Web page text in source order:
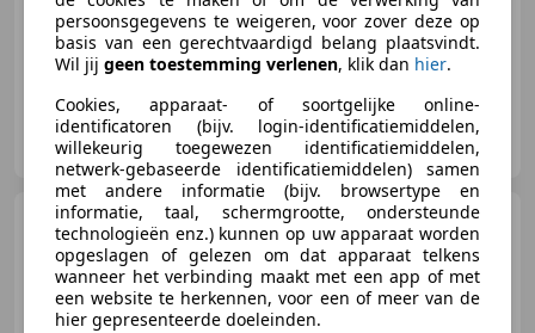
06/2022 45.602 km Benzine 70 kW (95 PK)
DMD Auto's
NL-2803 JH GOUDA
Toyota Yaris 1.5 Hybrid
AUTOMAAT, NAVIGATIE, CAMERA
persoonsgegevens te weigeren, voor zover deze op
basis van een gerechtvaardigd belang plaatsvindt.
Wil jij geen toestemming verlenen, klik dan hier.
Cookies, apparaat- of soortgelijke online-
identificatoren (bijv. login-identificatiemiddelen,
willekeurig toegewezen identificatiemiddelen,
netwerk-gebaseerde identificatiemiddelen) samen
met andere informatie (bijv. browsertype en
informatie, taal, schermgrootte, ondersteunde
technologieën enz.) kunnen op uw apparaat worden
opgeslagen of gelezen om dat apparaat telkens
wanneer het verbinding maakt met een app of met
een website te herkennen, voor een of meer van de
hier gepresenteerde doeleinden.